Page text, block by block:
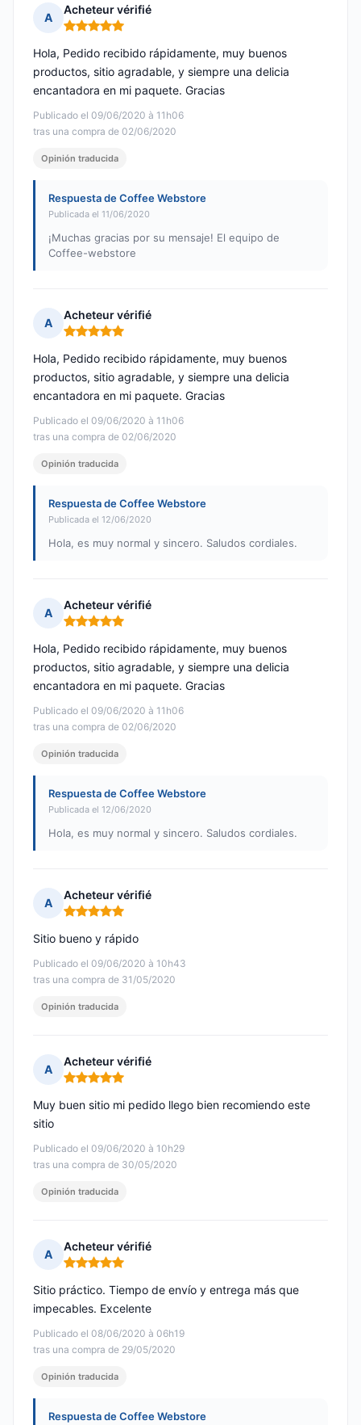
A
Acheteur vérifié
Nota: 5 de 5
Publicado el 09/06/2020 à 11h06
tras una compra de 02/06/2020
Hola, Pedido recibido rápidamente, muy buenos
productos, sitio agradable, y siempre una delicia
encantadora en mi paquete. Gracias
Opinión traducida
Respuesta de Coffee Webstore
Publicada el 11/06/2020
¡Muchas gracias por su mensaje! El equipo de
Coffee-webstore
A
Acheteur vérifié
Nota: 5 de 5
Publicado el 09/06/2020 à 11h06
tras una compra de 02/06/2020
Hola, Pedido recibido rápidamente, muy buenos
productos, sitio agradable, y siempre una delicia
encantadora en mi paquete. Gracias
Opinión traducida
Respuesta de Coffee Webstore
Publicada el 12/06/2020
Hola, es muy normal y sincero. Saludos cordiales.
A
Acheteur vérifié
Nota: 5 de 5
Publicado el 09/06/2020 à 11h06
tras una compra de 02/06/2020
Hola, Pedido recibido rápidamente, muy buenos
productos, sitio agradable, y siempre una delicia
encantadora en mi paquete. Gracias
Opinión traducida
Respuesta de Coffee Webstore
Publicada el 12/06/2020
Hola, es muy normal y sincero. Saludos cordiales.
A
Acheteur vérifié
Nota: 5 de 5
Publicado el 09/06/2020 à 10h43
tras una compra de 31/05/2020
Sitio bueno y rápido
Opinión traducida
A
Acheteur vérifié
Nota: 5 de 5
Publicado el 09/06/2020 à 10h29
tras una compra de 30/05/2020
Muy buen sitio mi pedido llego bien recomiendo este
sitio
Opinión traducida
A
Acheteur vérifié
Nota: 5 de 5
Publicado el 08/06/2020 à 06h19
tras una compra de 29/05/2020
Sitio práctico. Tiempo de envío y entrega más que
impecables. Excelente
Opinión traducida
Respuesta de Coffee Webstore